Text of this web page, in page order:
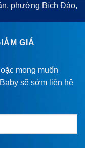
phường Bích Đào,
GIÁ
mong muốn
sẽ sớm liện hệ